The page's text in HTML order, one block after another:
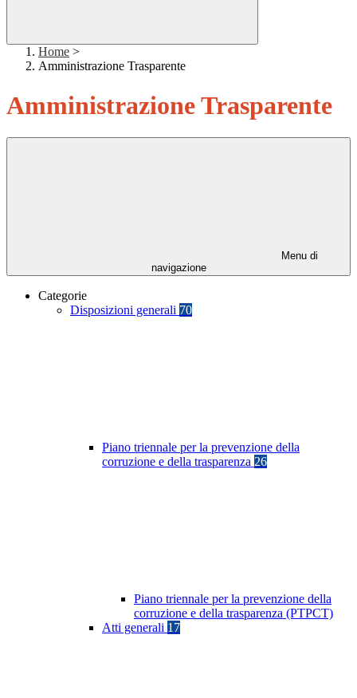
Home >
Amministrazione Trasparente
Amministrazione Trasparente
Menu di
navigazione
Categorie
Disposizioni generali 70
Piano triennale per la prevenzione della
corruzione e della trasparenza 26
Piano triennale per la prevenzione della
corruzione e della trasparenza (PTPCT)
Atti generali 17